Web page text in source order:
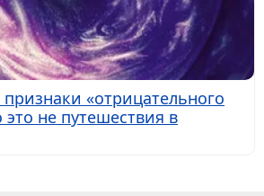
«отрицательного
не путешествия в